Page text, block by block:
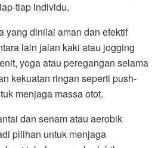
tiap individu.
yang dinilai aman dan efektif
lain jalan kaki atau jogging
yoga atau peregangan selama
kekuatan ringan seperti push-
menjaga massa otot.
dan senam atau aerobik
pilihan untuk menjaga